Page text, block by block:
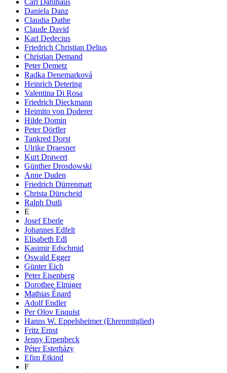
Daniela Danz
Claudia Dathe
Claude David
Karl Dedecius
Friedrich Christian Delius
Christian Demand
Peter Demetz
Radka Denemarková
Heinrich Detering
Valentina Di Rosa
Friedrich Dieckmann
Heimito von Doderer
Hilde Domin
Peter Dörfler
Tankred Dorst
Ulrike Draesner
Kurt Drawert
Günther Drosdowski
Anne Duden
Friedrich Dürrenmatt
Christa Dürscheid
Ralph Dutli
E
Josef Eberle
Johannes Edfelt
Elisabeth Edl
Kasimir Edschmid
Oswald Egger
Günter Eich
Peter Eisenberg
Dorothee Elmiger
Mathias Énard
Adolf Endler
Per Olov Enquist
Hanns W. Eppelsheimer (Ehrenmitglied)
Fritz Ernst
Jenny Erpenbeck
Péter Esterházy
Efim Etkind
F